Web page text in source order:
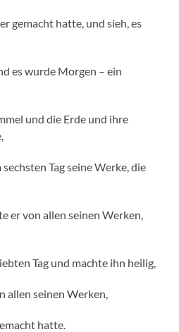
gemacht hatte, und sieh, es
es wurde Morgen – ein
und die Erde und ihre
Tag seine Werke, die
er von allen seinen Werken,
Tag und machte ihn heilig,
allen seinen Werken,
hatte.